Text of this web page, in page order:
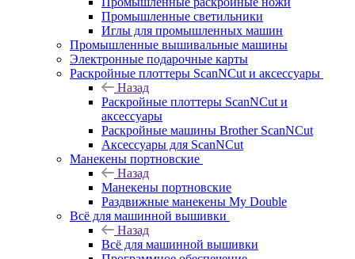
Промышленные светильники
Иглы для промышленных машин
Промышленные вышивальные машины
Электронные подарочные карты
Раскройные плоттеры ScanNCut и аксессуары
Назад
Раскройные плоттеры ScanNCut и
аксессуары
Раскройные машины Brother ScanNCut
Аксессуары для ScanNCut
Манекены портновские
Назад
Манекены портновские
Раздвижные манекены My Double
Всё для машинной вышивки
Назад
Всё для машинной вышивки